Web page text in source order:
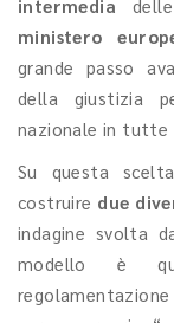
intermedia
ministero
grande passo
della giustizia
nazionale in tutte
Su questa
costruire due
indagine svolta
modello è